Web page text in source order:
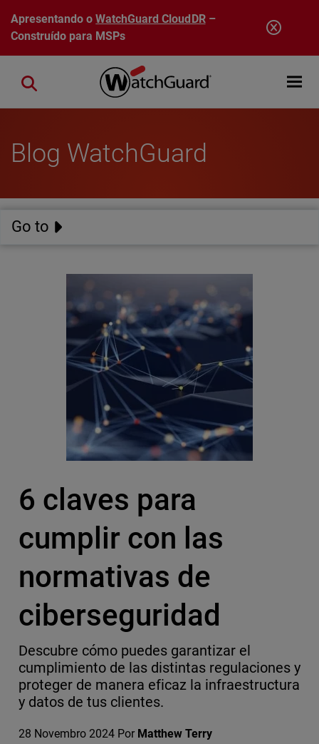
Pular para o conteúdo principal
Apresentando oWatchGuard CloudDR–
Construído para MSPs
Open
Close search
Blog WatchGuard
Go to
6 claves para
cumplir con las
normativas de
ciberseguridad
Descubre cómo puedes garantizar el
cumplimiento de las distintas regulaciones y
proteger de manera eficaz la infraestructura
y datos de tus clientes.
28 Novembro 2024 Por Matthew Terry